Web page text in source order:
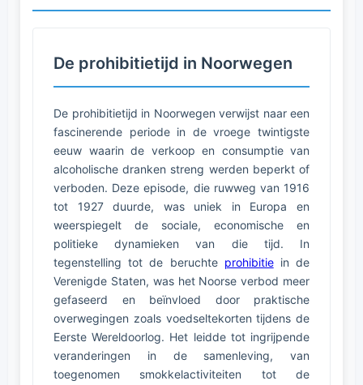
De prohibitietijd in Noorwegen
De prohibitietijd in Noorwegen verwijst naar een
fascinerende periode in de vroege twintigste
eeuw waarin de verkoop en consumptie van
alcoholische dranken streng werden beperkt of
verboden. Deze episode, die ruwweg van 1916
tot 1927 duurde, was uniek in Europa en
weerspiegelt de sociale, economische en
politieke dynamieken van die tijd. In
tegenstelling tot de beruchte prohibitiein de
Verenigde Staten, was het Noorse verbod meer
gefaseerd en beïnvloed door praktische
overwegingen zoals voedseltekorten tijdens de
Eerste Wereldoorlog. Het leidde tot ingrijpende
veranderingen in de samenleving, van
toegenomen smokkelactiviteiten tot de